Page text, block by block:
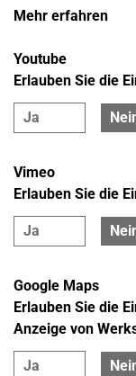
Mehr erfahren
Ja
Youtube
Erlauben Sie die
Ja
Vimeo
Erlauben Sie die
Ja
Google Maps
Erlauben Sie die
Anzeige von